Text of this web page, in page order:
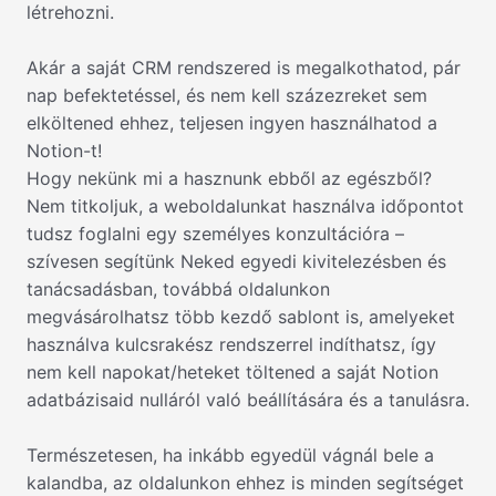
létrehozni.
Akár a saját CRM rendszered is megalkothatod, pár
nap befektetéssel, és nem kell százezreket sem
elköltened ehhez, teljesen ingyen használhatod a
Notion-t!
Hogy nekünk mi a hasznunk ebből az egészből?
Nem titkoljuk, a weboldalunkat használva időpontot
tudsz foglalni egy személyes konzultációra –
szívesen segítünk Neked egyedi kivitelezésben és
tanácsadásban, továbbá oldalunkon
megvásárolhatsz több kezdő sablont is, amelyeket
használva kulcsrakész rendszerrel indíthatsz, így
nem kell napokat/heteket töltened a saját Notion
adatbázisaid nulláról való beállítására és a tanulásra.
Természetesen, ha inkább egyedül vágnál bele a
kalandba, az oldalunkon ehhez is minden segítséget